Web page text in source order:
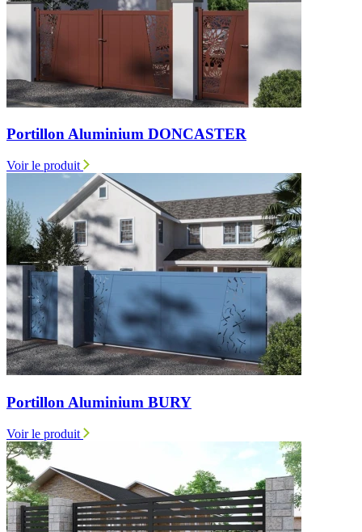
Portillon Aluminium DONCASTER
Voir le produit
Portillon Aluminium BURY
Voir le produit